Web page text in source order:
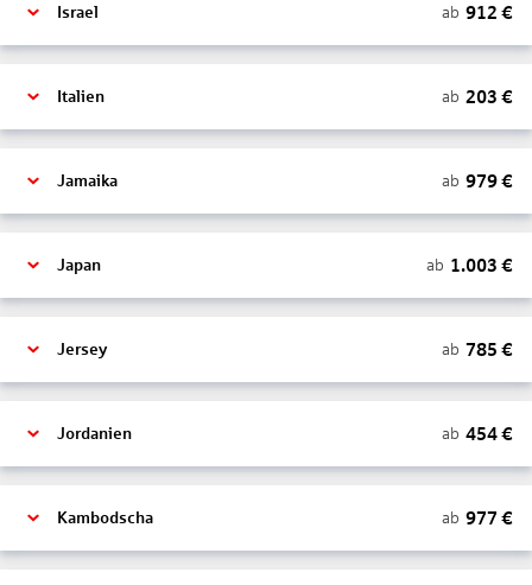
Israel ab 912 €
Italien ab 203 €
Jamaika ab 979€
Japan ab 1.003 €
Jersey ab 785 €
Jordanien ab 454€
Kambodscha ab 977 €